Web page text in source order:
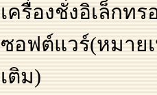
เครื่องชั่งอิเล็กทร
ซอฟต์แวร์(หมาย
เติม)